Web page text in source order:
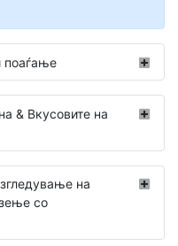
поаѓање
& Вкусовите на
на
со